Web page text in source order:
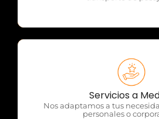
Servicios a
Nos adaptamos a tus
personales o
OTP